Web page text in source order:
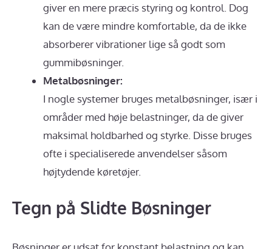
giver en mere præcis styring og kontrol. Dog
kan de være mindre komfortable, da de ikke
absorberer vibrationer lige så godt som
gummibøsninger.
Metalbøsninger:
I nogle systemer bruges metalbøsninger, især i
områder med høje belastninger, da de giver
maksimal holdbarhed og styrke. Disse bruges
ofte i specialiserede anvendelser såsom
højtydende køretøjer.
Tegn på Slidte Bøsninger